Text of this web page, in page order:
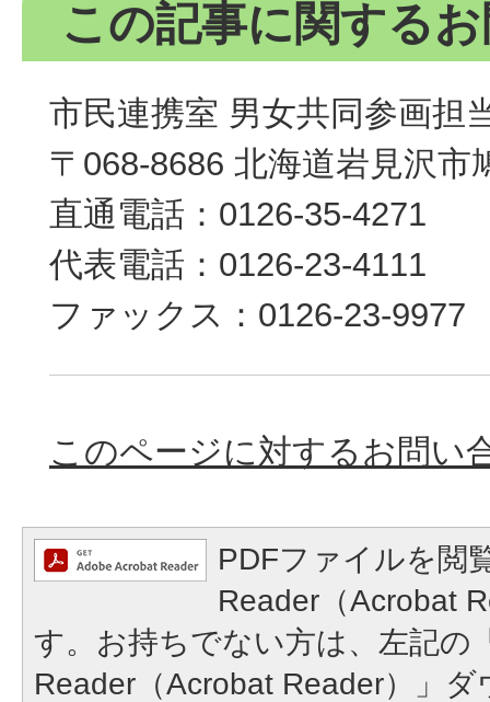
この記事に関する
市民連携室 男女共同参画担
〒068-8686 北海道岩見沢市
直通電話：0126-35-4271
代表電話：0126-23-4111
ファックス：0126-23-9977
このページに対するお問い
PDFファイルを閲
Reader（Acrobat
す。お持ちでない方は、左記の
Reader（Acrobat Reader）」